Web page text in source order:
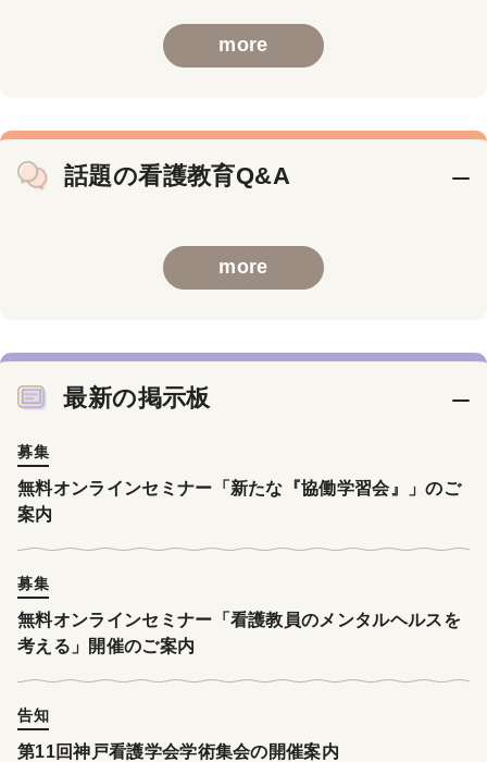
more
話題の看護教育Q&A
more
最新の掲示板
募集
無料オンラインセミナー「新たな『協働学習会』」のご
案内
募集
無料オンラインセミナー「看護教員のメンタルヘルスを
考える」開催のご案内
告知
第11回神戸看護学会学術集会の開催案内